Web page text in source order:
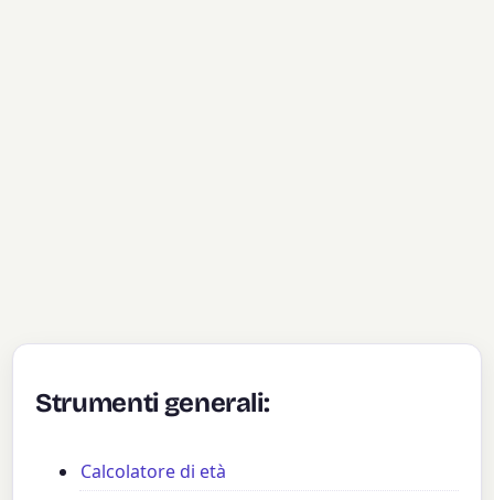
Strumenti generali:
Calcolatore di età